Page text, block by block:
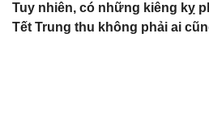
Tuy nhiên, có những kiêng kỵ
Tết Trung thu không phải ai